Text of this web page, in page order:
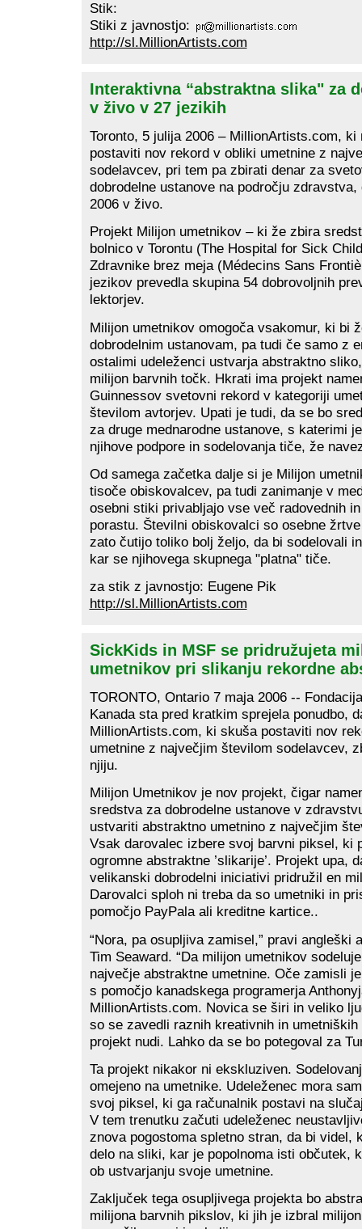
Stik:
Stiki z javnostjo:
http://sl.MillionArtists.com
Interaktivna “abstraktna slika" za
v živo v 27 jezikih
Toronto, 5 julija 2006 – MillionArtists.com, ki
postaviti nov rekord v obliki umetnine z
sodelavcev, pri tem pa zbirati denar za
dobrodelne ustanove na področju
2006 v živo.
Projekt Milijon umetnikov – ki že zbira
bolnico v Torontu (The Hospital for Sick
Zdravnike brez meja (Médecins Sans
jezikov prevedla skupina 54 dobrovoljnih
lektorjev.
Milijon umetnikov omogoča vsakomur, ki bi
dobrodelnim ustanovam, pa tudi če samo z
ostalimi udeleženci ustvarja abstraktno
milijon barvnih točk. Hkrati ima projekt
Guinnessov svetovni rekord v kategoriji
številom avtorjev. Upati je tudi, da se bo
za druge mednarodne ustanove, s katerimi
njihove podpore in sodelovanja tiče, že
Od samega začetka dalje si je Milijon
tisoče obiskovalcev, pa tudi zanimanje v
osebni stiki privabljajo vse več radovednih
porastu. Številni obiskovalci so osebne
zato čutijo toliko bolj željo, da bi sodelovali
kar se njihovega skupnega "platna" tiče.
za stik z javnostjo: Eugene Pik
http://sl.MillionArtists.com
SickKids in MSF se pridružujeta
umetnikov pri slikanju rekordne
TORONTO, Ontario 7 maja 2006 --
Kanada sta pred kratkim sprejela ponudbo,
MillionArtists.com, ki skuša postaviti nov
umetnine z največjim številom sodelavcev,
njiju.
Milijon Umetnikov je nov projekt, čigar
sredstva za dobrodelne ustanove v
ustvariti abstraktno umetnino z največjim
Vsak darovalec izbere svoj barvni piksel, ki
ogromne abstraktne ’slikarije’. Projekt upa,
velikanski dobrodelni iniciativi pridružil en
Darovalci sploh ni treba da so umetniki in
pomočjo PayPala ali kreditne kartice..
“Nora, pa osupljiva zamisel,” pravi angleški
Tim Seaward. “Da milijon umetnikov
največje abstraktne umetnine. Oče zamisli
s pomočjo kanadskega programerja
MillionArtists.com. Novica se širi in veliko
so se zavedli raznih kreativnih in
projekt nudi. Lahko da se bo potegoval za
Ta projekt nikakor ni ekskluziven.
omejeno na umetnike. Udeleženec mora
svoj piksel, ki ga računalnik postavi na
V tem trenutku začuti udeleženec
znova pogostoma spletno stran, da bi videl,
delo na sliki, kar je popolnoma isti občutek,
ob ustvarjanju svoje umetnine.
Zaključek tega osupljivega projekta bo
milijona barvnih pikslov, ki jih je izbral